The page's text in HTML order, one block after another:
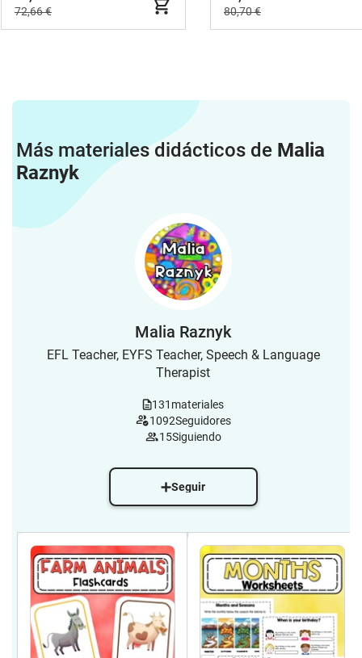
72,66 € 80,70 €
Más materiales didácticos de Malia
Raznyk
Malia Raznyk
EFL Teacher, EYFS Teacher, Speech & Language
Therapist
131 materiales
1092Seguidores
15Siguiendo
Seguir